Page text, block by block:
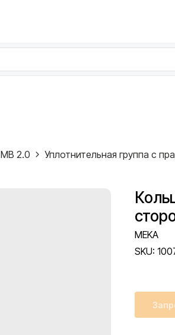
MB 2.0
MEKA
SKU: